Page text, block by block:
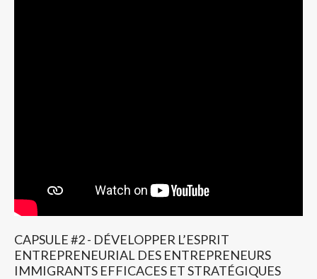
CAPSULE #2 - DÉVELOPPER L’ESPRIT
ENTREPRENEURIAL DES ENTREPRENEURS
IMMIGRANTS EFFICACES ET STRATÉGIQUES